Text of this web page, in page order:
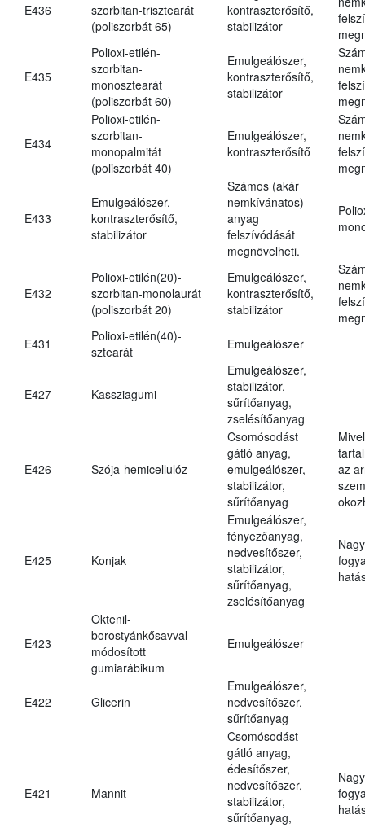
E436
szorbitan-trisztearát
(poliszorbát 65)
kontraszterősítő,
stabilizátor
E435
Polioxi-etilén-
szorbitan-
monosztearát
(poliszorbát 60)
Emulgeálószer,
kontraszterősítő,
stabilizátor
E434
Polioxi-etilén-
szorbitan-
monopalmitát
(poliszorbát 40)
Emulgeálószer,
kontraszterősítő
E433
Emulgeálószer,
kontraszterősítő,
stabilizátor
Számos (akár
nemkívánatos)
anyag
felszívódását
megnövelheti.
E432
Polioxi-etilén(20)-
szorbitan-monolaurát
(poliszorbát 20)
Emulgeálószer,
kontraszterősítő,
stabilizátor
E431
Polioxi-etilén(40)-
sztearát
Emulgeálószer
E427 Kassziagumi
Emulgeálószer,
stabilizátor,
sűrítőanyag,
zselésítőanyag
E426 Szója-hemicellulóz
Csomósodást
gátló anyag,
emulgeálószer,
stabilizátor,
sűrítőanyag
az
E425 Konjak
Emulgeálószer,
fényezőanyag,
nedvesítőszer,
stabilizátor,
sűrítőanyag,
zselésítőanyag
E423
Oktenil-
borostyánkősavval
módosított
gumiarábikum
Emulgeálószer
E422 Glicerin
Emulgeálószer,
nedvesítőszer,
sűrítőanyag
E421 Mannit
Csomósodást
gátló anyag,
édesítőszer,
nedvesítőszer,
stabilizátor,
sűrítőanyag,